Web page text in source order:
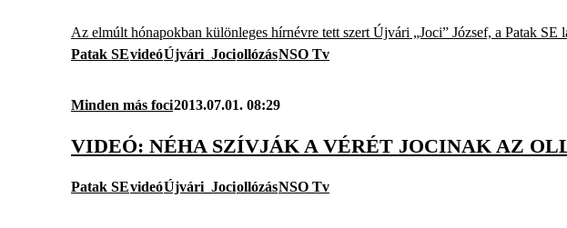
Az elmúlt hónapokban különleges hírnévre tett szert Újvári „Joci” József, a Patak
Patak SEvideóÚjvári_JociollózásNSO Tv
Minden más foci2013.07.01. 08:29
VIDEÓ: NÉHA SZÍVJÁK A VÉRÉT JOCINAK AZ
Patak SEvideóÚjvári_JociollózásNSO Tv